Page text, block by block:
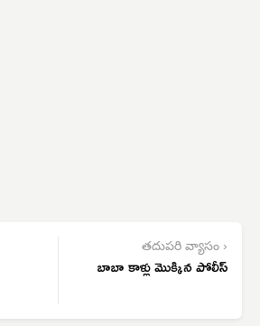
తదుపరి వ్యాసం ›
బాబా కాళ్లు మొక్కిన పోలీస్